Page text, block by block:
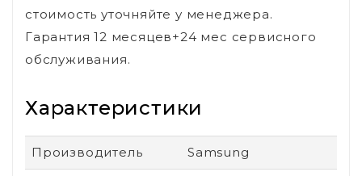
стоимость уточняйте у менеджера.
Гарантия 12 месяцев+24 мес сервисного
обслуживания.
Характеристики
Производитель Samsung